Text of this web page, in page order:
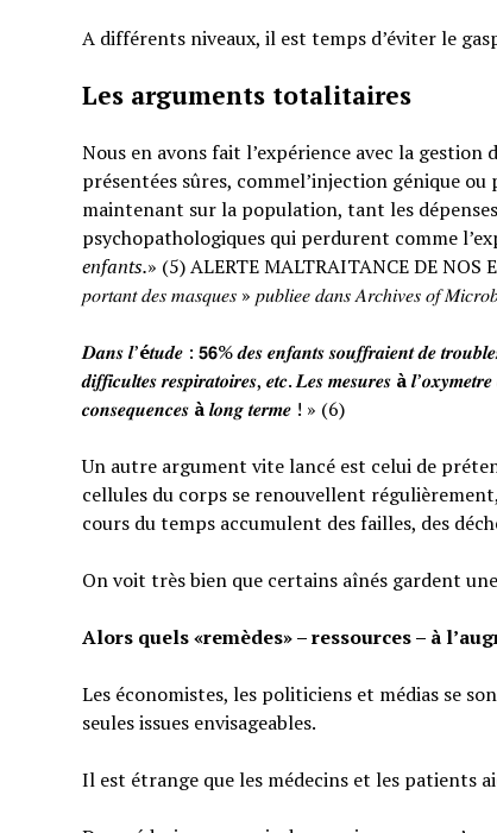
A différents niveaux, il est temps d’éviter le
Les arguments totalitaires
Nous en avons fait l’expérience avec la
présentées sûres, commel’injection génique
maintenant sur la population, tant les
psychopathologiques qui perdurent comme
enfants.» (5) ALERTE MALTRAITANCE DE NOS
𝑝𝑜𝑟𝑡𝑎𝑛𝑡 𝑑𝑒𝑠 𝑚𝑎𝑠𝑞𝑢𝑒𝑠 » 𝑝𝑢𝑏𝑙𝑖𝑒𝑒 𝑑𝑎𝑛𝑠 𝐴𝑟𝑐ℎ𝑖𝑣𝑒𝑠 𝑜𝑓
𝑫𝒂𝒏𝒔 𝒍’é𝒕𝒖𝒅𝒆 : 𝟱𝟲% 𝒅𝒆𝒔 𝒆𝒏𝒇𝒂𝒏𝒕𝒔 𝒔𝒐𝒖𝒇𝒇𝒓𝒂𝒊𝒆𝒏𝒕 𝒅𝒆
𝒅𝒊𝒇𝒇𝒊𝒄𝒖𝒍𝒕𝒆𝒔 𝒓𝒆𝒔𝒑𝒊𝒓𝒂𝒕𝒐𝒊𝒓𝒆𝒔, 𝒆𝒕𝒄. 𝑳𝒆𝒔 𝒎𝒆𝒔𝒖𝒓𝒆𝒔 à
𝒄𝒐𝒏𝒔𝒆𝒒𝒖𝒆𝒏𝒄𝒆𝒔 à𝒍𝒐𝒏𝒈 𝒕𝒆𝒓𝒎𝒆 ! » (6)
Un autre argument vite lancé est celui de
cellules du corps se renouvellent
cours du temps accumulent des failles, des
On voit très bien que certains aînés gardent
Alors quels «remèdes» – ressources – à
Les économistes, les politiciens et médias se
seules issues envisageables.
Il est étrange que les médecins et les patients